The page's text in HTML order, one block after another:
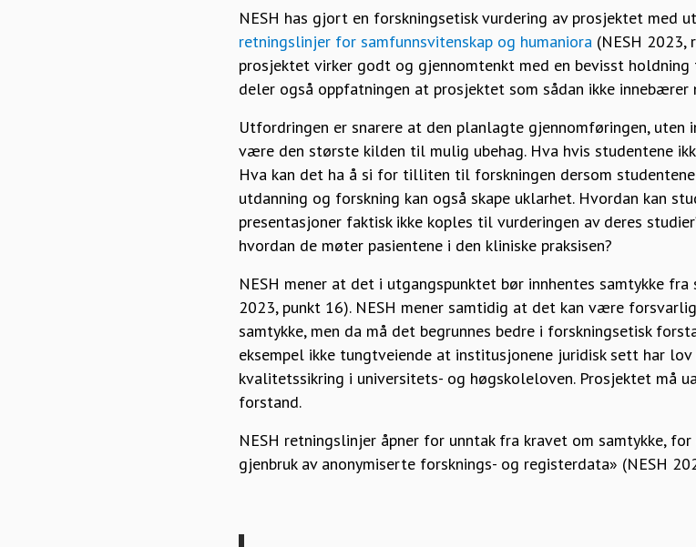
NESH has gjort en forskningsetisk vurdering av prosjektet med
retningslinjer for samfunnsvitenskap og humaniora (NESH 2023,
prosjektet virker godt og gjennomtenkt med en bevisst
deler også oppfatningen at prosjektet som sådan ikke
Utfordringen er snarere at den planlagte gjennomføringen, uten
være den største kilden til mulig ubehag. Hva hvis studentene
Hva kan det ha å si for tilliten til forskningen dersom
utdanning og forskning kan også skape uklarhet. Hvordan kan
presentasjoner faktisk ikke koples til vurderingen av deres
hvordan de møter pasientene i den kliniske praksisen?
NESH mener at det i utgangspunktet bør innhentes samtykke
2023, punkt 16). NESH mener samtidig at det kan være
samtykke, men da må det begrunnes bedre i forskningsetisk
eksempel ikke tungtveiende at institusjonene juridisk sett har
kvalitetssikring i universitets- og høgskoleloven. Prosjektet må
forstand.
NESH retningslinjer åpner for unntak fra kravet om samtykke,
gjenbruk av anonymiserte forsknings- og registerdata» (NESH